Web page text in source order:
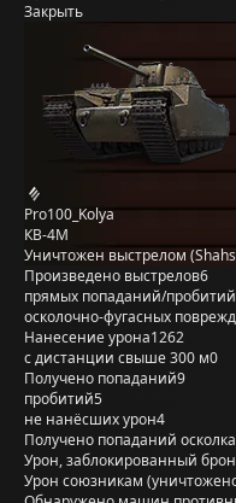
Закрыть
Pro100_Kolya
КВ-4М
Уничтожен выстрелом
Произведено выстрелов6
прямых попаданий/пробитий
осколочно-фугасных
Нанесение урона1262
с дистанции свыше 300 м0
Получено попаданий9
пробитий5
не нанёсших урон4
Получено попаданий
Урон, заблокированный
Урон союзникам